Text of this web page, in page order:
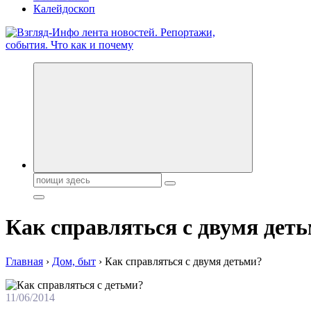
Калейдоскоп
Обо всем и обо всех, что зачем и почему. Новости политики,
Поиск:
Как справляться с двумя
Главная › Дом, быт › Как справляться с двумя детьми?
11/06/2014